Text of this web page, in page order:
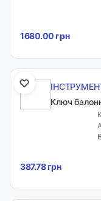
Каталог
1680.00 грн
Ключ
387.78 грн